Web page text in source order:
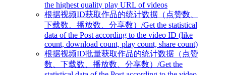
the highest quality play URL of videos
根据视频ID获取作品的统计数据（点赞数、
下载数、播放数、分享数）/Get the statistical
data of the Post according to the video ID (like
count, download count, play count, share count)
根据视频ID批量获取作品的统计数据（点赞
数、下载数、播放数、分享数）/Get the